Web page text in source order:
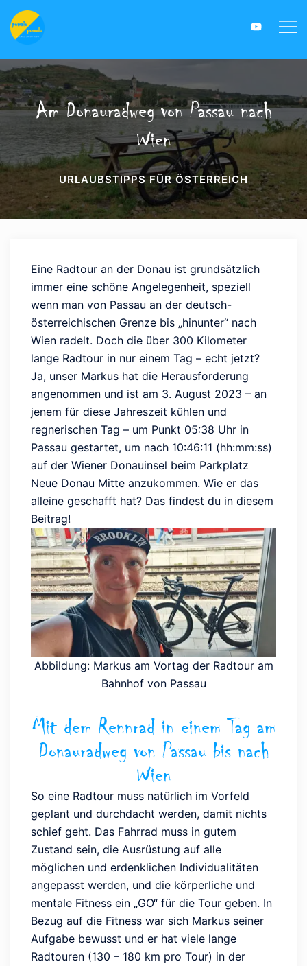
Am Donauradweg von Passau nach
Wien
URLAUBSTIPPS FÜR ÖSTERREICH
Eine Radtour an der Donau ist grundsätzlich
immer eine schöne Angelegenheit, speziell
wenn man von Passau an der deutsch-
österreichischen Grenze bis „hinunter“ nach
Wien radelt. Doch die über 300 Kilometer
lange Radtour in nur einem Tag – echt jetzt?
Ja, unser Markus hat die Herausforderung
angenommen und ist am 3. August 2023 – an
jenem für diese Jahreszeit kühlen und
regnerischen Tag – um Punkt 05:38 Uhr in
Passau gestartet, um nach 10:46:11 (hh:mm:ss)
auf der Wiener Donauinsel beim Parkplatz
Neue Donau Mitte anzukommen. Wie er das
alleine geschafft hat? Das findest du in diesem
Beitrag!
Abbildung: Markus am Vortag der Radtour am
Bahnhof von Passau
Mit dem Rennrad in einem Tag am
Donauradweg von Passau bis nach
Wien
So eine Radtour muss natürlich im Vorfeld
geplant und durchdacht werden, damit nichts
schief geht. Das Fahrrad muss in gutem
Zustand sein, die Ausrüstung auf alle
möglichen und erdenklichen Individualitäten
angepasst werden, und die körperliche und
mentale Fitness ein „GO“ für die Tour geben. In
Bezug auf die Fitness war sich Markus seiner
Aufgabe bewusst und er hat viele lange
Radtouren (130 – 180 km pro Tour) in der